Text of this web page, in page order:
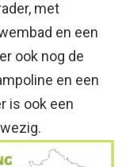
met
en een
ook nog de
en een
is ook een